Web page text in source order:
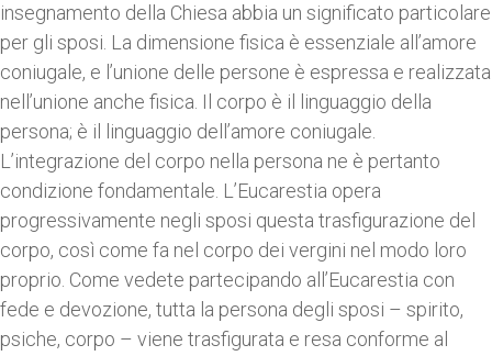
insegnamento della Chiesa abbia un significato particolare
per gli sposi. La dimensione fisica è essenziale all’amore
coniugale, e l’unione delle persone è espressa e realizzata
nell’unione anche fisica. Il corpo è il linguaggio della
persona; è il linguaggio dell’amore coniugale.
L’integrazione del corpo nella persona ne è pertanto
condizione fondamentale. L’Eucarestia opera
progressivamente negli sposi questa trasfigurazione del
corpo, così come fa nel corpo dei vergini nel modo loro
proprio. Come vedete partecipando all’Eucarestia con
fede e devozione, tutta la persona degli sposi – spirito,
psiche, corpo – viene trasfigurata e resa conforme al